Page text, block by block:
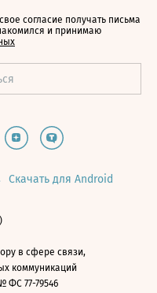
согласие получать письма
и принимаю
Скачать для Android
в сфере связи,
коммуникаций
ФС 77-79546